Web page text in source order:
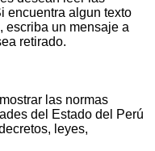
encuentra algun texto
escriba un mensaje a
retirado.
las normas
del Estado del Perú
leyes,